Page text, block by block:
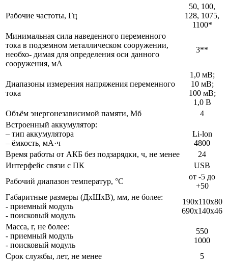
Рабочие частоты, Гц
50, 100,
128, 1075,
1100*
Минимальная сила наведенного переменного
тока в подземном металлическом сооружении,
необхо- димая для определения оси данного
сооружения, мА
3**
Диапазоны измерения напряжения переменного
тока
1,0 мВ;
10 мВ;
100 мВ;
1,0 В
Объём энергонезависимой памяти, Мб
4
Встроенный аккумулятор:
– тип аккумулятора
– ёмкость, мА·ч
Li-lon
4800
Время работы от АКБ без подзарядки, ч, не менее
24
Интерфейс связи с ПК
USB
Рабочий диапазон температур, °С
от -5 до
+50
Габаритные размеры (ДхШхВ), мм, не более:
- приемный модуль
- поисковый модуль
190x110x80
690х140х46
Масса, г, не более:
- приемный модуль
- поисковый модуль
550
1000
Срок службы, лет, не менее
5